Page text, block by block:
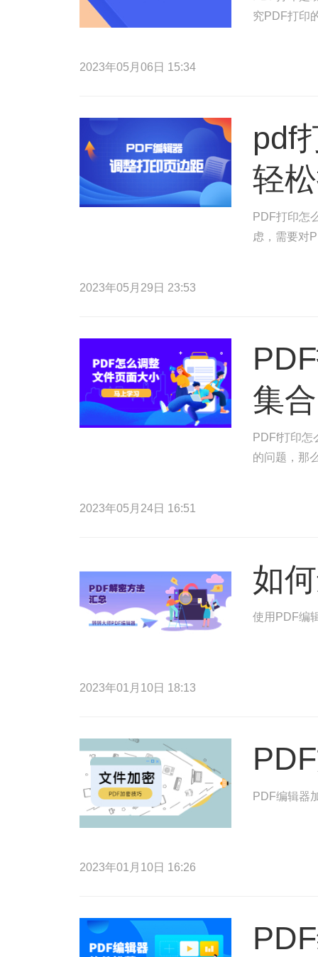
究PDF打印
2023年05月06日 15:34
pdf
轻
PDF打印怎
虑，需要对
2023年05月29日 23:53
集
PDFf打印
的问题，那
2023年05月24日 16:51
如
使用PDF编
2023年01月10日 18:13
PDF编辑器
2023年01月10日 16:26